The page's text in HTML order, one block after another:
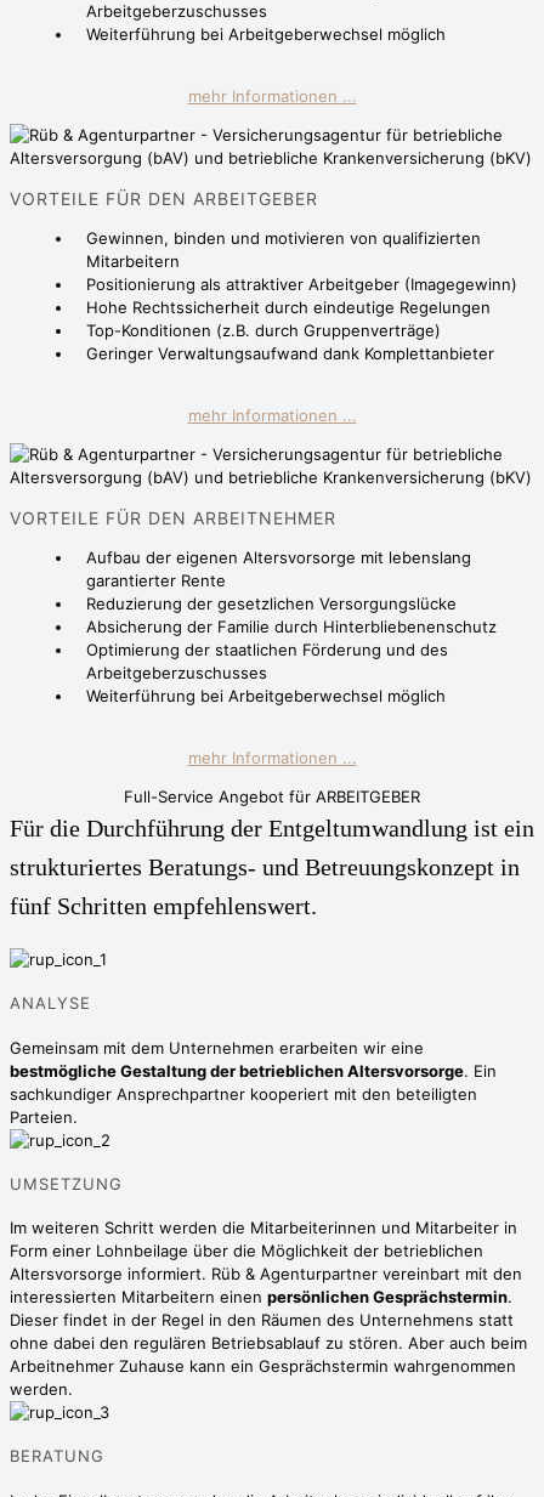
Arbeitgeberzuschusses
Weiterführung bei Arbeitgeberwechsel möglich
mehr Informationen ...
VORTEILE FÜR DEN ARBEITGEBER
Gewinnen, binden und motivieren von qualifizierten
Mitarbeitern
Positionierung als attraktiver Arbeitgeber (Imagegewinn)
Hohe Rechtssicherheit durch eindeutige Regelungen
Top-Konditionen (z.B. durch Gruppenverträge)
Geringer Verwaltungsaufwand dank Komplettanbieter
mehr Informationen ...
VORTEILE FÜR DEN ARBEITNEHMER
Aufbau der eigenen Altersvorsorge mit lebenslang
garantierter Rente
Reduzierung der gesetzlichen Versorgungslücke
Absicherung der Familie durch Hinterbliebenenschutz
Optimierung der staatlichen Förderung und des
Arbeitgeberzuschusses
Weiterführung bei Arbeitgeberwechsel möglich
mehr Informationen ...
Full-Service Angebot für ARBEITGEBER
Für die Durchführung der Entgeltumwandlung ist ein
strukturiertes Beratungs- und Betreuungskonzept in
fünf Schritten empfehlenswert.
ANALYSE
Gemeinsam mit dem Unternehmen erarbeiten wir eine
bestmögliche Gestaltung der betrieblichen Altersvorsorge. Ein
sachkundiger Ansprechpartner kooperiert mit den beteiligten
Parteien.
UMSETZUNG
Im weiteren Schritt werden die Mitarbeiterinnen und Mitarbeiter in
Form einer Lohnbeilage über die Möglichkeit der betrieblichen
Altersvorsorge informiert. Rüb & Agenturpartner vereinbart mit den
interessierten Mitarbeitern einen persönlichen Gesprächstermin.
Dieser findet in der Regel in den Räumen des Unternehmens statt
ohne dabei den regulären Betriebsablauf zu stören. Aber auch beim
Arbeitnehmer Zuhause kann ein Gesprächstermin wahrgenommen
werden.
BERATUNG